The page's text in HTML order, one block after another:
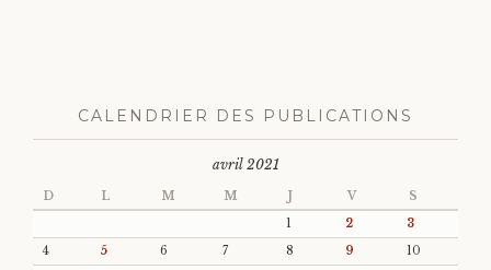
CALENDRIER DES PUBLICATIONS
avril 2021
D L M M J V S
1 2
3
4
5 6 7 8 9
10